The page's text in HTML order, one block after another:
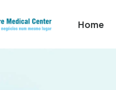
Home